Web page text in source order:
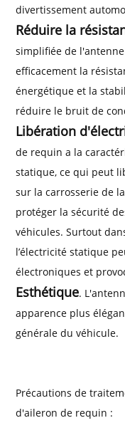
divertissement
Réduire la
simplifiée de
efficacement la
énergétique et la
réduire le bruit de
Libération
de requin a la
statique, ce qui peut
sur la carrosserie de
protéger la sécurité
véhicules. Surtout
l’électricité statique
électroniques et
Esthétique.
apparence plus
générale du véhicule.
Précautions de
d'aileron de requin :